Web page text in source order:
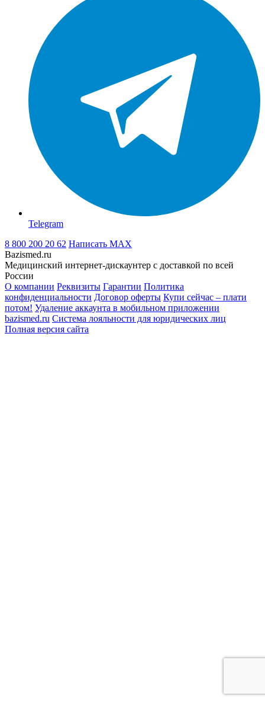
Telegram
8 800 200 20 62 Написать MAX
Bazismed.ru
Медицинский интернет-дискаунтер с доставкой по всей
России
О компании Реквизиты Гарантии Политика
конфиденциальности Договор оферты Купи сейчас – плати
потом! Удаление аккаунта в мобильном приложении
bazismed.ru Система лояльности для юридических лиц
Полная версия сайта